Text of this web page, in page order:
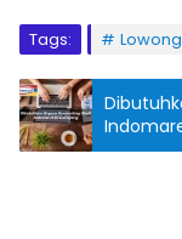
Tags: